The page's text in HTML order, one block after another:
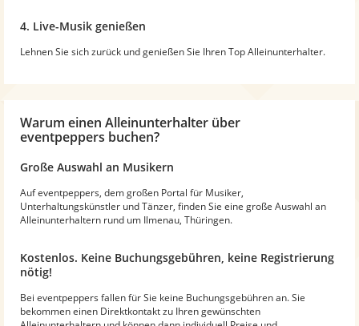
4. Live-Musik genießen
Lehnen Sie sich zurück und genießen Sie Ihren Top Alleinunterhalter.
Warum einen Alleinunterhalter über
eventpeppers buchen?
Große Auswahl an Musikern
Auf eventpeppers, dem großen Portal für Musiker,
Unterhaltungskünstler und Tänzer, finden Sie eine große Auswahl an
Alleinunterhaltern rund um Ilmenau, Thüringen.
Kostenlos. Keine Buchungsgebühren, keine Registrierung
nötig!
Bei eventpeppers fallen für Sie keine Buchungsgebühren an. Sie
bekommen einen Direktkontakt zu Ihren gewünschten